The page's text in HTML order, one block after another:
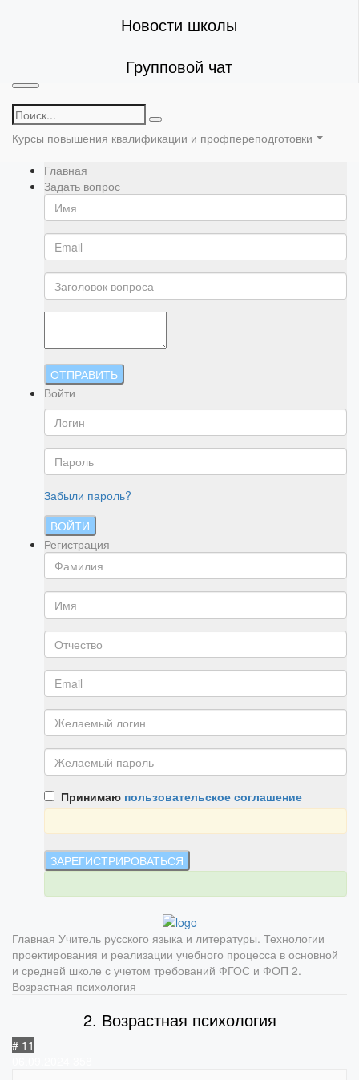
Новости школы
Групповой чат
Курсы повышения квалификации и профпереподготовки
Главная
Задать вопрос
ОТПРАВИТЬ
Войти
Забыли пароль?
ВОЙТИ
Регистрация
Принимаю пользовательское соглашение
Главная Учитель русского языка и литературы. Технологии
проектирования и реализации учебного процесса в основной
и средней школе с учетом требований ФГОС и ФОП 2.
Возрастная психология
2. Возрастная психология
# 11